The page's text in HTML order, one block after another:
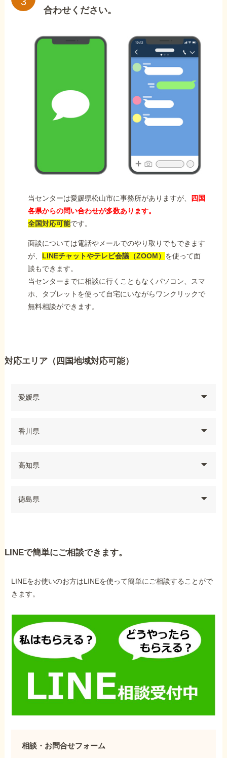
合わせください。
当センターは愛媛県松山市に事務所がありますが、
四国
各県からの問い合わせが多数あります。
全国対応可能です。
面談については電話やメールでのやり取りでもできます
が、 LINEチャットやテレビ会議（ZOOM） を使って面
談もできます。
当センターまでに相談に行くこともなくパソコン、スマ
ホ、タブレットを使って自宅にいながらワンクリックで
無料相談ができます。
対応エリア（四国地域対応可能）
愛媛県
香川県
高知県
徳島県
LINEで簡単にご相談できます。
LINEをお使いのお方はLINEを使って簡単にご相談することがで
きます。
相談・お問合せフォーム